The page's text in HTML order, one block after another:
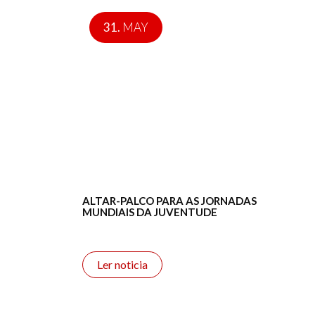
31. MAY
ALTAR-PALCO PARA AS JORNADAS
MUNDIAIS DA JUVENTUDE
Ler noticia